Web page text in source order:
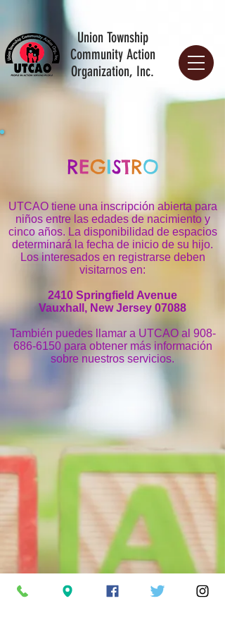
Union Township
Community Action
Organization, Inc.
REGISTRO
UTCAO tiene una inscripción abierta para
niños entre las edades de nacimiento y
cinco años. La disponibilidad de espacios
determinará la fecha de inicio de su hijo.
Los interesados en registrarse deben
visitarnos en:
2410 Springfield Avenue
Vauxhall, New Jersey 07088
También puedes llamar a UTCAO al 908-
686-6150para obtener más información
sobre nuestros servicios.
APLICACIONES EN